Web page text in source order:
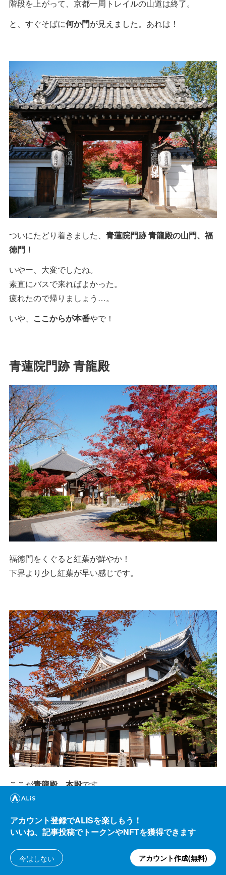
階段を上がって、京都一周トレイルの山道は終了。
と、すぐそばに何か門が見えました。あれは！
ついにたどり着きました、 青蓮院門跡 青龍殿の山門、福
徳門！
いやー、大変でしたね。
素直にバスで来ればよかった。
疲れたので帰りましょう…。
いや、 ここからが本番やで！
青蓮院門跡 青龍殿
福徳門をくぐると紅葉が鮮やか！
下界より少し紅葉が早い感じです。
ここが青龍殿。本殿です。
青龍殿は青蓮院門跡の一部
青蓮院門跡はこの東山の麓にあり、東山を登ったここ
軍塚に青龍殿を建立したのです。
青龍殿は、平成26年10月に建立された新しいお堂です。
では中に入りましょう。
アカウント登録でALISを楽しもう！
いいね、記事投稿でトークンやNFTを獲得できます
今はしない アカウント作成(無料)